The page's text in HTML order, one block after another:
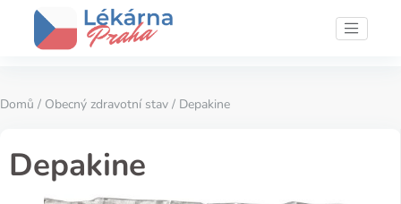
Domů / Obecný zdravotní stav / Depakine
Depakine